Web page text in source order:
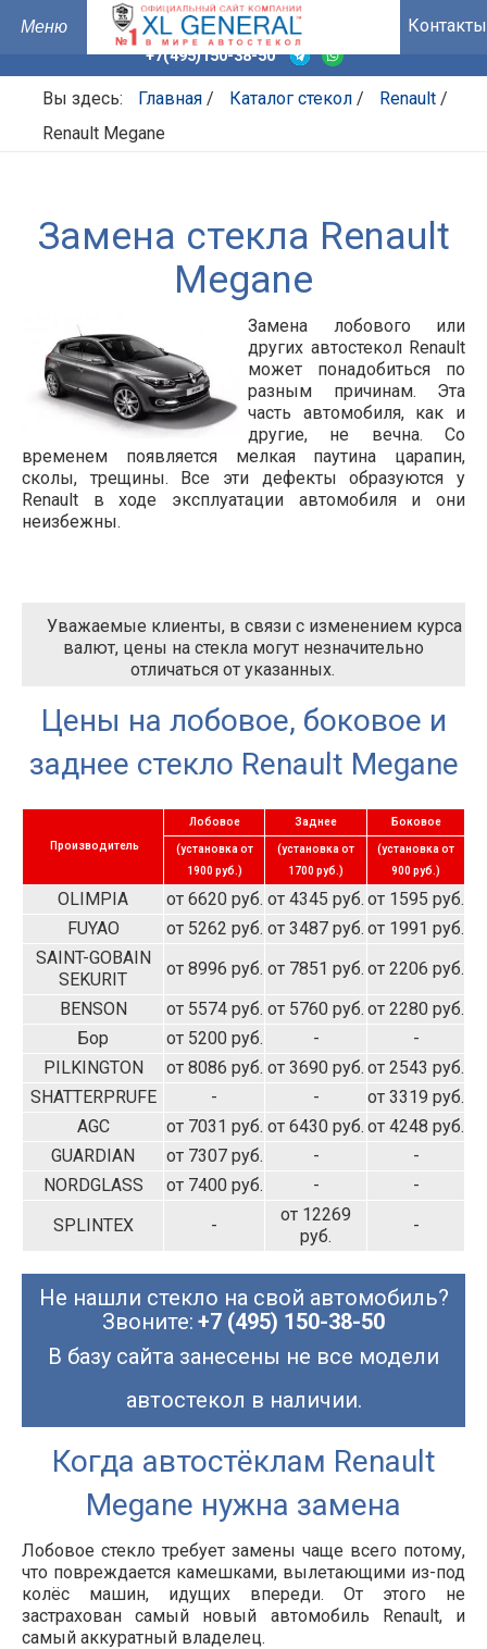
Контакты
+7(495)150-38-50
Вы здесь: Главная / Каталог стекол / Renault /
Renault Megane
Замена стекла Renault
Megane
Замена лобового или
других автостекол Renault
может понадобиться по
разным причинам. Эта
часть автомобиля, как и
другие, не вечна. Со
временем появляется мелкая паутина царапин,
сколы, трещины. Все эти дефекты образуются у
Renault в ходе эксплуатации автомобиля и они
неизбежны.
Уважаемые клиенты, в связи с изменением курса
валют, цены на стекла могут незначительно
отличаться от указанных.
Цены на лобовое, боковое и
заднее стекло Renault Megane
Производитель
Лобовое Заднее Боковое
(установка от
1900 руб.)
(установка от
1700 руб.)
(установка от
900 руб.)
OLIMPIA от 6620 руб. от 4345 руб. от 1595 руб.
FUYAO
от 5262 руб. от 3487 руб. от 1991 руб.
SAINT-GOBAIN
SEKURIT
от 8996 руб. от 7851 руб. от 2206 руб.
BENSON
от 5574 руб. от 5760 руб. от 2280 руб.
Бор
от 5200 руб. -
-
PILKINGTON
от 8086 руб. от 3690 руб. от 2543 руб.
SHATTERPRUFE
- -
от 3319 руб.
AGC
от 7031 руб. от 6430 руб. от 4248 руб.
GUARDIAN
от 7307 руб. -
-
NORDGLASS
от 7400 руб. -
-
SPLINTEX
-
от 12269
руб.
-
Не нашли стекло на свой автомобиль?
Звоните: +7 (495) 150-38-50
В базу сайта занесены не все модели
автостекол в наличии.
Когда автостёклам Renault
Megane нужна замена
Лобовое стекло требует замены чаще всего потому,
что повреждается камешками, вылетающими из-под
колёс машин, идущих впереди. От этого не
застрахован самый новый автомобиль Renault, и
самый аккуратный владелец.